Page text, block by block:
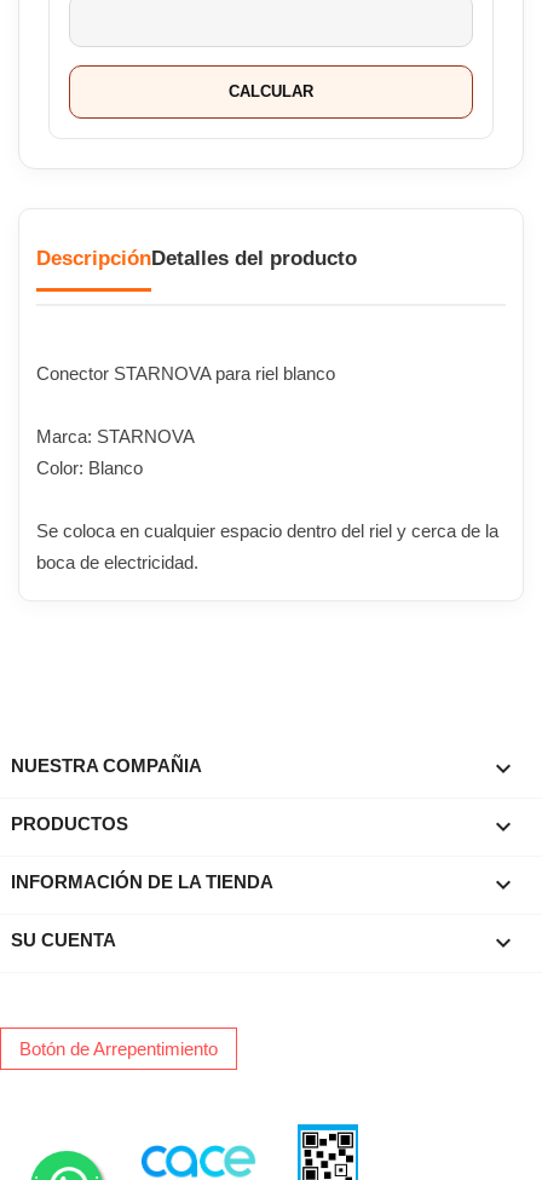
CALCULAR
DescripciónDetalles del producto
Conector STARNOVA para riel blanco
Marca: STARNOVA
Color: Blanco
Se coloca en cualquier espacio dentro del riel y cerca de la
boca de electricidad.
NUESTRA COMPAÑIA 
PRODUCTOS 
INFORMACIÓN DE LA TIENDA keyboard_arrow_down
SU CUENTA 
Botón de Arrepentimiento
. .